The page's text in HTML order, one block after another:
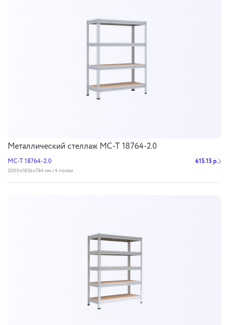
Металлический стеллаж МС-Т 18764-2.0
МС-Т 18764-2.0 615.15 р.
2000х1856х784 мм / 4 полки